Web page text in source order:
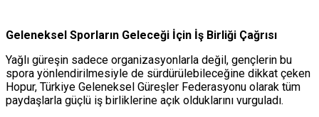
Geleneksel Sporların Geleceği İçin İş Birliği Çağrısı
Yağlı güreşin sadece organizasyonlarla değil, gençlerin bu
spora yönlendirilmesiyle de sürdürülebileceğine dikkat çeken
Hopur, Türkiye Geleneksel Güreşler Federasyonu olarak tüm
paydaşlarla güçlü iş birliklerine açık olduklarını vurguladı.